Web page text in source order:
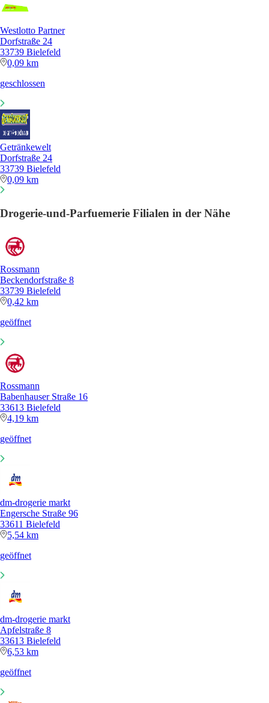
Westlotto Partner
Dorfstraße 24
33739 Bielefeld
0,09 km
geschlossen
Getränkewelt
Dorfstraße 24
33739 Bielefeld
0,09 km
Drogerie-und-Parfuemerie Filialen in der Nähe
Rossmann
Beckendorfstraße 8
33739 Bielefeld
0,42 km
geöffnet
Rossmann
Babenhauser Straße 16
33613 Bielefeld
4,19 km
geöffnet
dm-drogerie markt
Engersche Straße 96
33611 Bielefeld
5,54 km
geöffnet
dm-drogerie markt
Apfelstraße 8
33613 Bielefeld
6,53 km
geöffnet